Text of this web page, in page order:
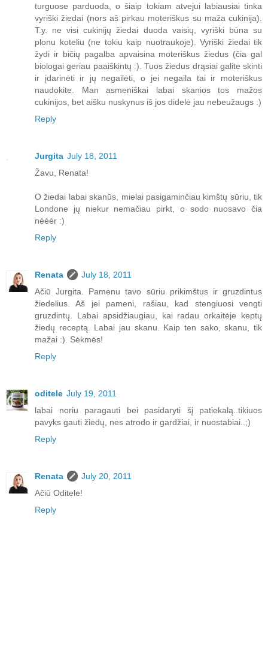
turguose parduoda, o šiaip tokiam atvejui labiausiai tinka
vyriški žiedai (nors aš pirkau moteriškus su maža cukinija).
T.y. ne visi cukinijų žiedai duoda vaisių, vyriški būna su
plonu koteliu (ne tokiu kaip nuotraukoje). Vyriški žiedai tik
žydi ir bičių pagalba apvaisina moteriškus žiedus (čia gal
biologai geriau paaiškintų :). Tuos žiedus drąsiai galite skinti
ir įdarinėti ir jų negailėti, o jei negaila tai ir moteriškus
naudokite. Man asmeniškai labai skanios tos mažos
cukinijos, bet aišku nuskynus iš jos didelė jau nebeužaugs :)
Reply
Jurgita July 18, 2011
Žavu, Renata!
O žiedai labai skanūs, mielai pasigaminčiau kimštų sūriu, tik
Londone jų niekur nemačiau pirkt, o sodo nuosavo čia
nėėėr :)
Reply
Renata
July 18, 2011
Ačiū Jurgita. Pamenu tavo sūriu prikimštus ir gruzdintus
žiedelius. Aš jei pameni, rašiau, kad stengiuosi vengti
gruzdintų. Labai apsidžiaugiau, kai radau orkaitėje keptų
žiedų receptą. Labai jau skanu. Kaip ten sako, skanu, tik
mažai :). Sėkmės!
Reply
oditele July 19, 2011
labai noriu paragauti bei pasidaryti šį patiekalą..tikiuos
pavyks gauti žiedų, nes atrodo ir gardžiai, ir nuostabiai..;)
Reply
Renata
July 20, 2011
Ačiū Oditele!
Reply